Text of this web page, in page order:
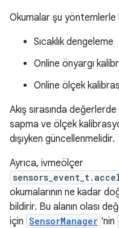
Okumalar şu yöntemlerle
Sıcaklık dengeleme
Online önyargı
Online ölçek
Akış sırasında
sapma ve ölçek
dışıyken güncellenmelidir.
Ayrıca, ivmeölçer
okumalarının ne kadar
bildirir. Bu alanın olası
için SensorManager 'nin